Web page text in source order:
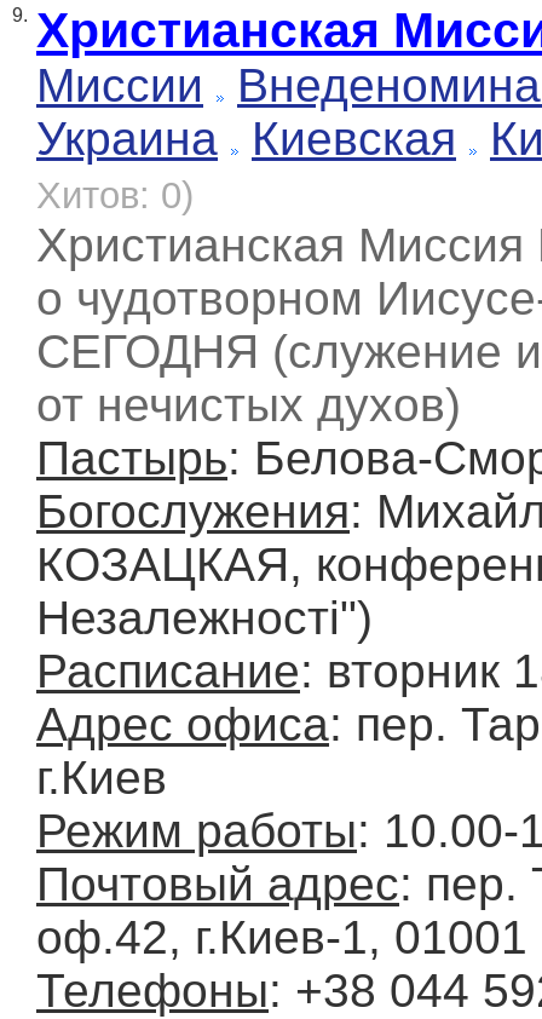
9. Христианская
Миссии
Украина
Киевская
Хитов: 0)
Христианская
о чудотворном
СЕГОДНЯ (служение
от нечистых духов)
Пастырь: Белова-
Богослужения:
КОЗАЦКАЯ,
Незалежності")
Расписание: вторник
Адрес офиса: пер.
г.Киев
Режим работы: 10.00-
Почтовый адрес: пер.
оф.42, г.Киев-1, 01001
Телефоны: +38 044